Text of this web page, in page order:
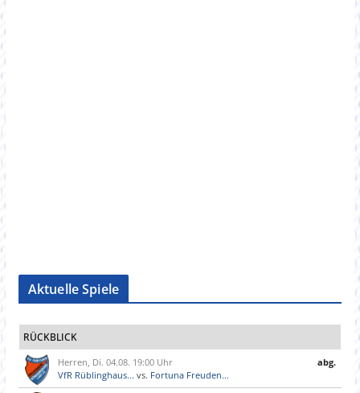
Aktuelle Spiele
RÜCKBLICK
Herren, Di. 04.08. 19:00 Uhr
VfR Rüblinghaus... vs. Fortuna Freuden...
abg.